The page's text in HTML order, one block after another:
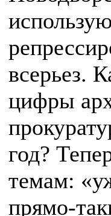
всерьез.
цифры
год?
темам:
прямо-